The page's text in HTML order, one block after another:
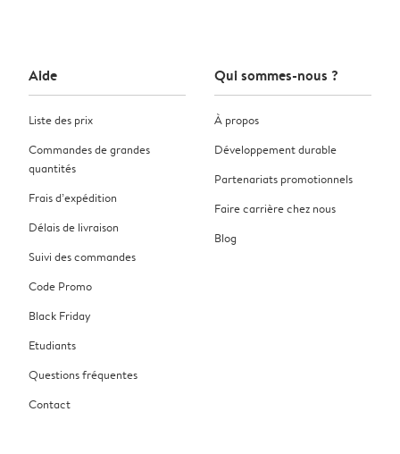
Aide
Liste des prix
Commandes de grandes
quantités
Frais d’expédition
Délais de livraison
Suivi des commandes
Code Promo
Black Friday
Etudiants
Questions fréquentes
Contact
Qui sommes-nous ?
À propos
Développement durable
Partenariats promotionnels
Faire carrière chez nous
Blog